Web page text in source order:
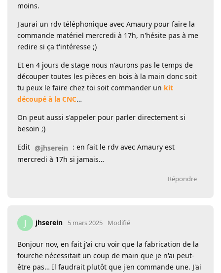
moins.
J'aurai un rdv téléphonique avec Amaury pour faire la
commande matériel mercredi à 17h, n'hésite pas à me
redire si ça t'intéresse ;)
Et en 4 jours de stage nous n'aurons pas le temps de
découper toutes les pièces en bois à la main donc soit
tu peux le faire chez toi soit commander un kit
découpé à la CNC…
On peut aussi s'appeler pour parler directement si
besoin ;)
Edit @jhserein : en fait le rdv avec Amaury est
mercredi à 17h si jamais…
Répondre
J jhserein 5 mars 2025 Modifié
Bonjour nov, en fait j'ai cru voir que la fabrication de la
fourche nécessitait un coup de main que je n'ai peut-
être pas… Il faudrait plutôt que j'en commande une. J'ai